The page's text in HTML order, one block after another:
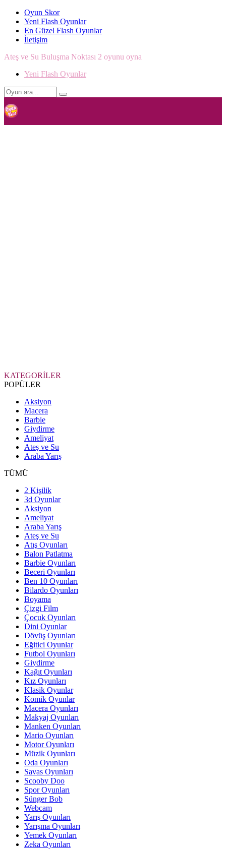
Oyun Skor
Yeni Flash Oyunlar
En Güzel Flash Oyunlar
İletişim
Ateş ve Su Buluşma Noktası 2 oyunu oyna
Yeni Flash Oyunlar
KATEGORİLER
POPÜLER
Aksiyon
Macera
Barbie
Giydirme
Ameliyat
Ateş ve Su
Araba Yarış
TÜMÜ
2 Kişilik
3d Oyunlar
Aksiyon
Ameliyat
Araba Yarış
Ateş ve Su
Atış Oyunları
Balon Patlatma
Barbie Oyunları
Beceri Oyunları
Ben 10 Oyunları
Bilardo Oyunları
Boyama
Çizgi Film
Çocuk Oyunları
Dini Oyunlar
Dövüş Oyunları
Eğitici Oyunlar
Futbol Oyunları
Giydirme
Kağıt Oyunları
Kız Oyunları
Klasik Oyunlar
Komik Oyunlar
Macera Oyunları
Makyaj Oyunları
Manken Oyunları
Mario Oyunları
Motor Oyunları
Müzik Oyunları
Oda Oyunları
Savas Oyunları
Scooby Doo
Spor Oyunları
Sünger Bob
Webcam
Yarış Oyunları
Yarışma Oyunları
Yemek Oyunları
Zeka Oyunları